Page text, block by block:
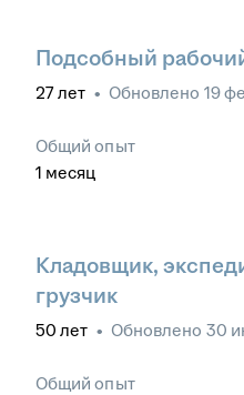
Подсобный
27лет • Обновлено 19
Общий опыт
1 месяц
Кладовщик,
грузчик
50 лет • Обновлено 30
Общий опыт